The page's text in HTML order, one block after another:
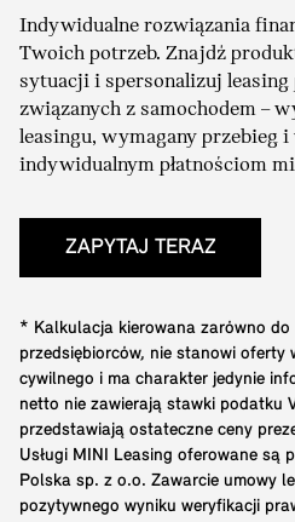
Indywidualne rozwiązania
Twoich potrzeb. Znajdź
sytuacji i spersonalizuj leasing
związanych z samochodem –
leasingu, wymagany przebieg
indywidualnym płatnościom
ZAPYTAJ TERAZ
* Kalkulacja kierowana zarówno do
przedsiębiorców, nie stanowi oferty
cywilnego i ma charakter jedynie
netto nie zawierają stawki podatku
przedstawiają ostateczne ceny
Usługi MINI Leasing oferowane są
Polska sp. z o.o. Zawarcie umowy
pozytywnego wyniku weryfikacji